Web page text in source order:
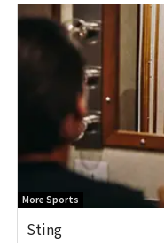
More Sports
Sting